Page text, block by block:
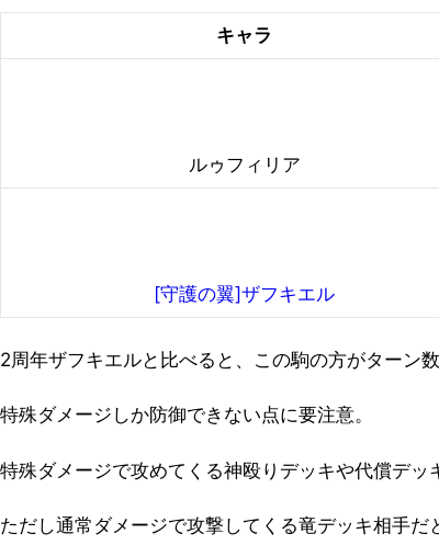
キャラ
ルゥフィリア
[守護の翼]ザフキエル
2周年ザフキエルと比べると、この駒の方がターン
特殊ダメージしか防御できない点に要注意。
特殊ダメージで攻めてくる神殴りデッキや代償デッ
ただし通常ダメージで攻撃してくる竜デッキ相手だ